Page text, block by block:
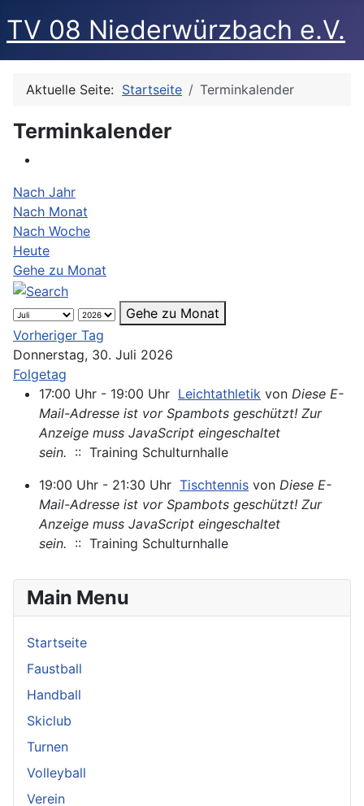
TV 08 Niederwürzbach e.V.
Aktuelle Seite: Startseite Terminkalender
Terminkalender
Nach Jahr
Nach Monat
Nach Woche
Heute
Gehe zu Monat
Gehe zu Monat
Vorheriger Tag
Donnerstag, 30. Juli 2026
Folgetag
17:00 Uhr - 19:00 Uhr Leichtathletik von Diese E-
Mail-Adresse ist vor Spambots geschützt! Zur
Anzeige muss JavaScript eingeschaltet
sein. :: Training Schulturnhalle
19:00 Uhr - 21:30 Uhr Tischtennis von Diese E-
Mail-Adresse ist vor Spambots geschützt! Zur
Anzeige muss JavaScript eingeschaltet
sein. :: Training Schulturnhalle
Main Menu
Startseite
Faustball
Handball
Skiclub
Turnen
Volleyball
Verein